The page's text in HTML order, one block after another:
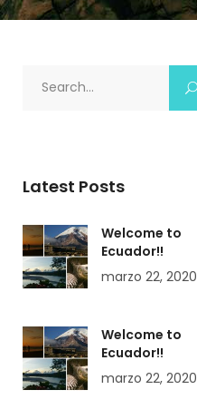
Latest Posts
Welcome to
Ecuador!!
marzo 22, 2020
Welcome to
Ecuador!!
marzo 22, 2020